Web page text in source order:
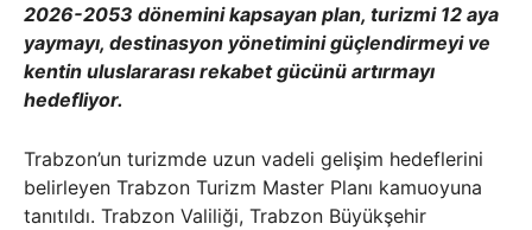
2026-2053 dönemini kapsayan plan, turizmi 12 aya
yaymayı, destinasyon yönetimini güçlendirmeyi ve
kentin uluslararası rekabet gücünü artırmayı
hedefliyor.
Trabzon’un turizmde uzun vadeli gelişim hedeflerini
belirleyen Trabzon Turizm Master Planı kamuoyuna
tanıtıldı. Trabzon Valiliği, Trabzon Büyükşehir